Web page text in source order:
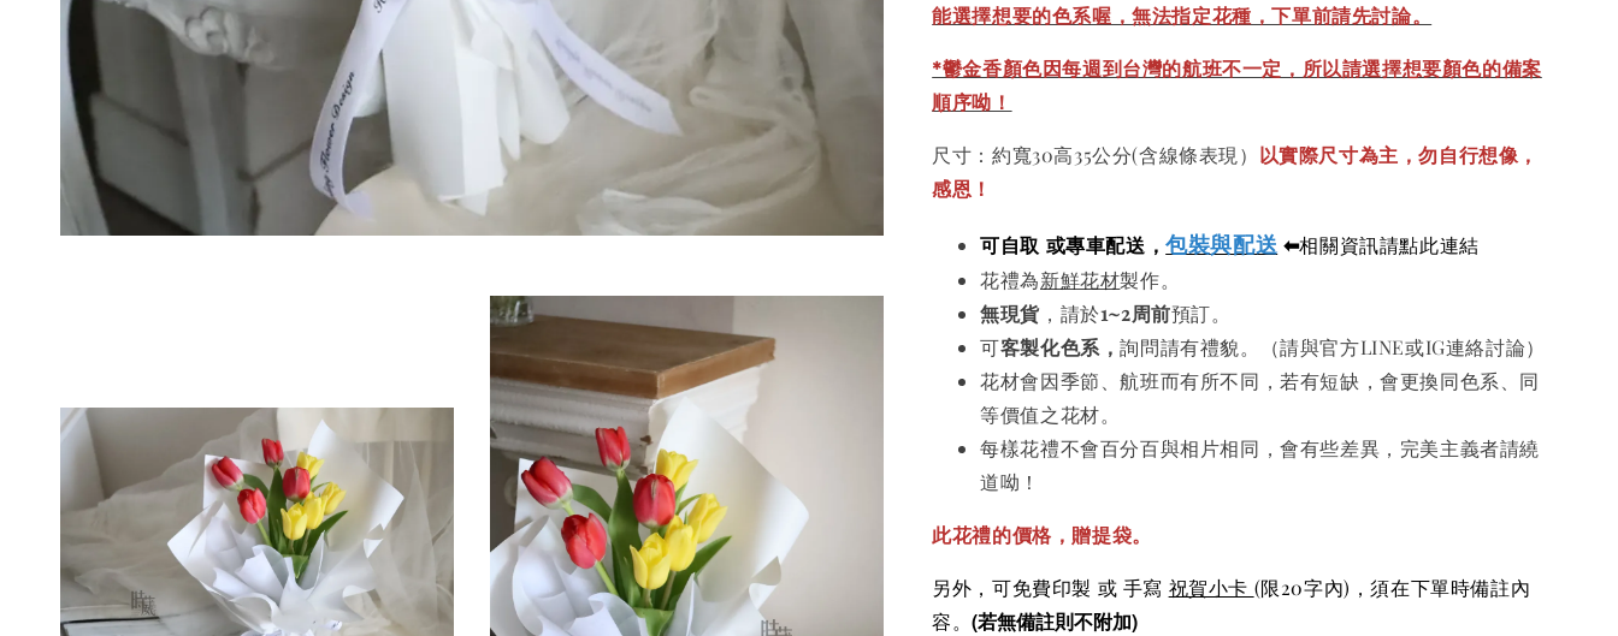
能選擇想要的色系喔，無法指定花種，下單前請先討論。
*鬱金香顏色因每週到台灣的航班不一定，所以請選擇想要顏色的備案
順序呦！
尺寸：約寬30高35公分(含線條表現） 以實際尺寸為主，勿自行想像，
感恩！
可自取 或專車配送，包裝與配送 ⬅相關資訊請點此連結
花禮為新鮮花材製作。
無現貨 ，請於1~2周前預訂。
可客製化色系，詢問請有禮貌。（請與官方LINE或IG連絡討論）
花材會因季節、航班而有所不同，若有短缺，會更換同色系、同
等價值之花材。
每樣花禮不會百分百與相片相同，會有些差異，完美主義者請繞
道呦！
此花禮的價格 ，贈提袋。
另外，可免費印製 或 手寫 祝賀小卡 (限20字內) ，須在下單時備註內
容。(若無備註則不附加)